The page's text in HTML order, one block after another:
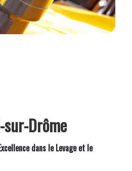
sur-Drôme
dans le Levage et le